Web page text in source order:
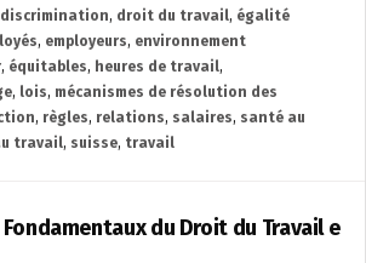
discrimination, droit du travail, égalité
, employeurs, environnement
, équitables, heures de travail,
, lois, mécanismes de résolution des
, règles, relations, salaires, santé au
travail, suisse, travail
du Droit du Travail e